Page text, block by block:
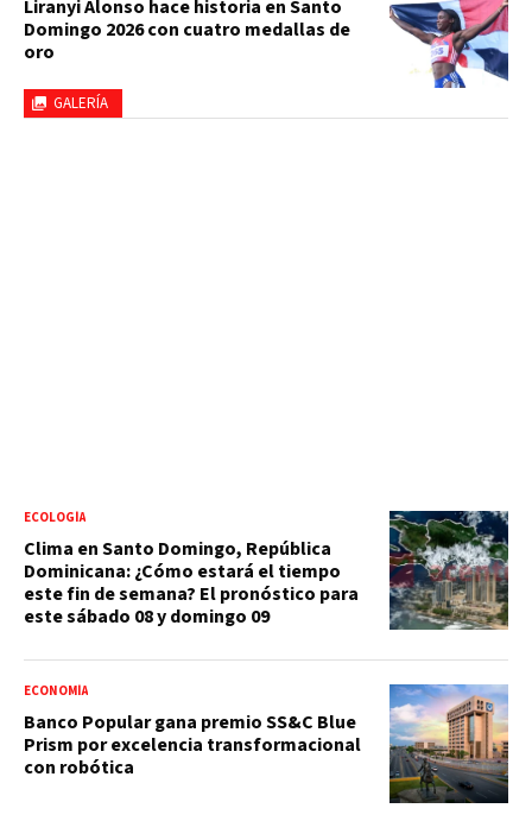
GALERÍA
Liranyi Alonso hace historia en Santo
Domingo 2026 con cuatro medallas de
oro
ECOLOGÍA
Clima en Santo Domingo, República
Dominicana: ¿Cómo estará el tiempo
este fin de semana? El pronóstico para
este sábado 08 y domingo 09
ECONOMÍA
Banco Popular gana premio SS&C Blue
Prism por excelencia transformacional
con robótica